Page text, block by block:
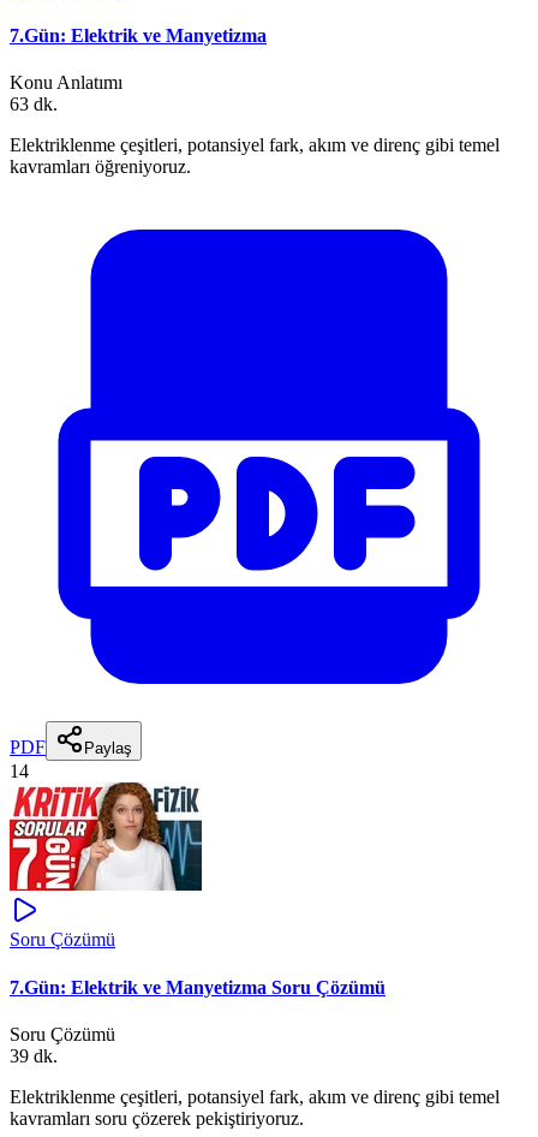
7.Gün: Elektrik ve Manyetizma
Konu Anlatımı
63 dk.
Elektriklenme çeşitleri, potansiyel fark, akım ve direnç gibi temel
kavramları öğreniyoruz.
PDF Paylaş
14
Soru Çözümü
7.Gün: Elektrik ve Manyetizma Soru Çözümü
Soru Çözümü
39 dk.
Elektriklenme çeşitleri, potansiyel fark, akım ve direnç gibi temel
kavramları soru çözerek pekiştiriyoruz.